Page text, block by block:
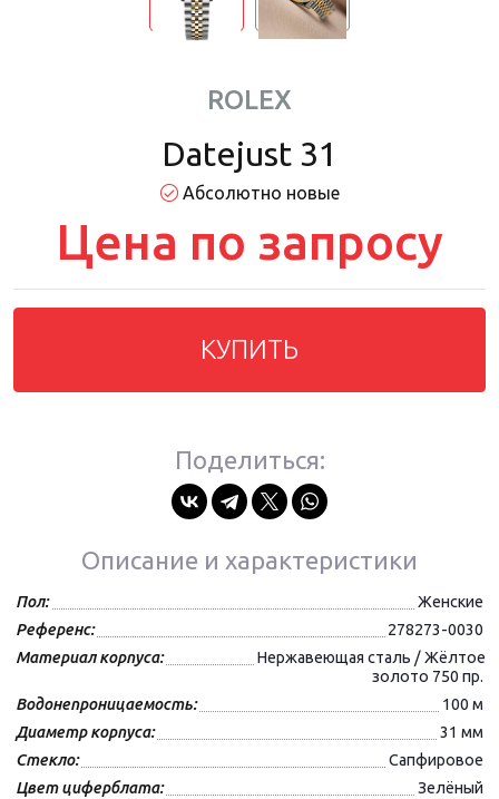
ROLEX
Datejust 31
Абсолютно новые
Цена по запросу
КУПИТЬ
Поделиться:
Описание и характеристики
Пол:
Женские
Референс:
278273-0030
Материал корпуса:
Нержавеющая сталь / Жёлтое
золото 750 пр.
Водонепроницаемость:
100 м
Диаметр корпуса:
31 мм
Стекло:
Сапфировое
Цвет циферблата:
Зелёный